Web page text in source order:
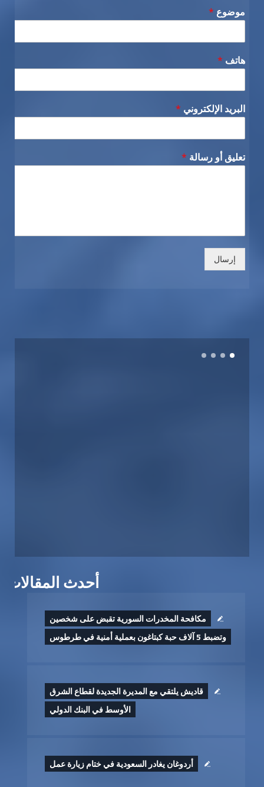
موضوع *
هاتف *
البريد الإلكتروني *
تعليق أو رسالة *
إرسال
أحدث المقالات
مكافحة المخدرات السورية تقبض على شخصين
وتضبط 5 آلاف حبة كبتاغون بعملية أمنية في طرطوس
قاديش يلتقي مع المديرة الجديدة لقطاع الشرق
الأوسط في البنك الدولي
أردوغان يغادر السعودية في ختام زيارة عمل